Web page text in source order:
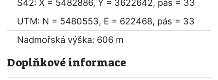
S42: X = 5482886, Y = 3622642, pás = 33
UTM: N = 5480553, E = 622468, pás = 33
Nadmořská výška: 606 m
Doplňkové informace